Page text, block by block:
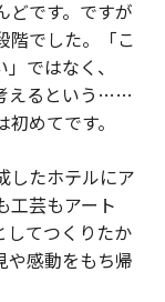
どです。ですが
階でした。「こ
ではなく、
えるという……
めてです。
したホテルにア
工芸もアート
してつくりたか
や感動をもち帰